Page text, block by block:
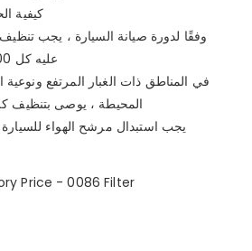
كيفية
عليه كل 5000 كيلومتر من القيادة ؛
المحيطة ، يوصى بتنظيف كل 3000 كيلومتر